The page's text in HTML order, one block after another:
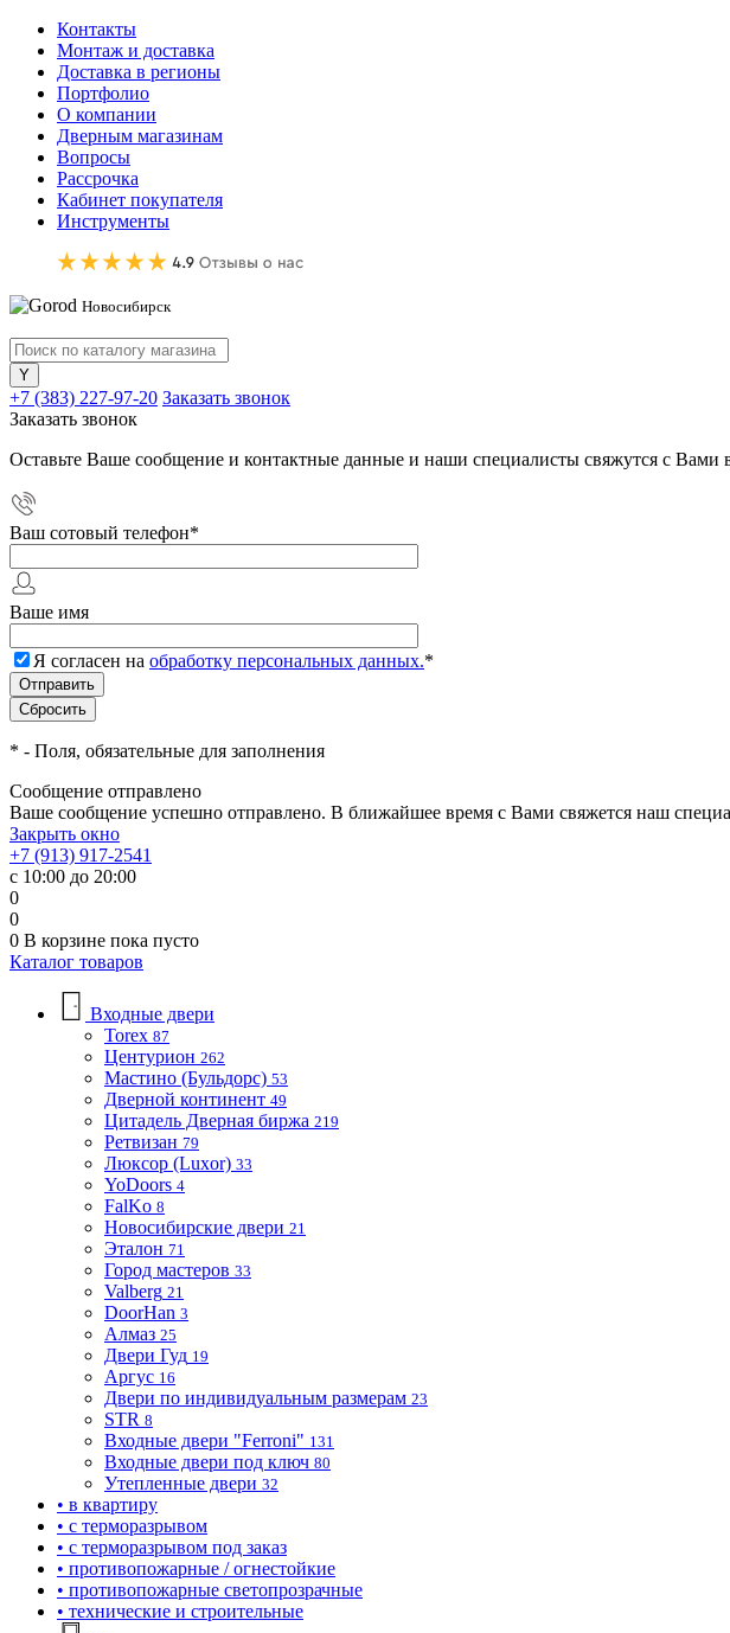
Контакты
Монтаж и доставка
Доставка в регионы
Портфолио
О компании
Дверным магазинам
Вопросы
Рассрочка
Кабинет покупателя
Инструменты
Новосибирск
+7 (383) 227-97-20 Заказать звонок
Заказать звонок
Оставьте Ваше сообщение и контактные данные и наши специалисты свяжутся с
Ваш сотовый телефон*
Ваше имя
Я согласен на обработку персональных данных.*
* - Поля, обязательные для заполнения
Сообщение отправлено
Ваше сообщение успешно отправлено. В ближайшее время с Вами свяжется наш
Закрыть окно
+7 (913) 917-2541
с 10:00 до 20:00
0
0
0 В корзине пока пусто
Каталог товаров
Входные двери
Torex 87
Центурион 262
Мастино (Бульдорс) 53
Дверной континент 49
Цитадель Дверная биржа 219
Ретвизан 79
Люксор (Luxor) 33
YoDoors 4
FalKo 8
Новосибирские двери 21
Эталон 71
Город мастеров 33
Valberg 21
DoorHan 3
Алмаз 25
Двери Гуд 19
Аргус 16
Двери по индивидуальным размерам 23
STR 8
Входные двери "Ferroni" 131
Входные двери под ключ 80
Утепленные двери 32
• в квартиру
• с терморазрывом
• с терморазрывом под заказ
• противопожарные / огнестойкие
• противопожарные светопрозрачные
• технические и строительные